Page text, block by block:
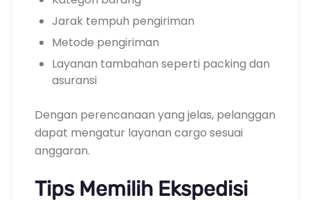
Jarak tempuh pengiriman
Metode pengiriman
Layanan tambahan seperti packing dan
asuransi
Dengan perencanaan yang jelas, pelanggan
dapat mengatur layanan cargo sesuai
anggaran.
Tips Memilih Ekspedisi